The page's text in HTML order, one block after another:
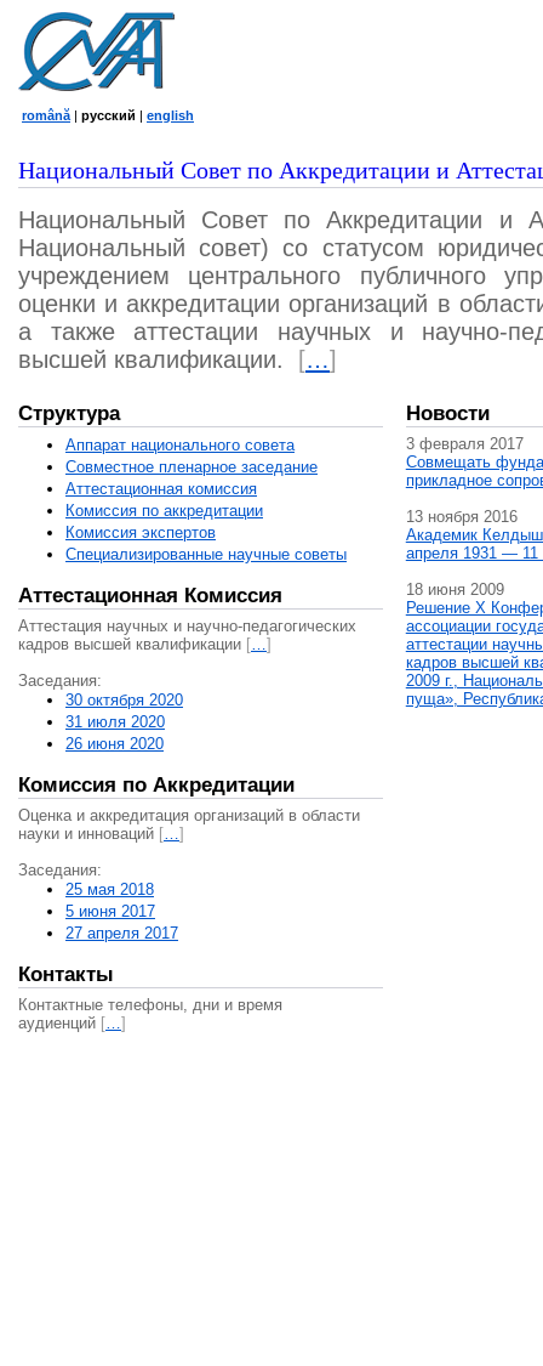
română | русский | english
Национальный Совет по Аккредитации и
Национальный Совет по Аккредитации и
Национальный совет) со статусом
учреждением центрального публичного
оценки и аккредитации организаций в
а также аттестации научных и научно-
высшей квалификации.
[…]
Структура
Аппарат национального совета
Совместное пленарное заседание
Аттестационная комисcия
Комиссия по аккредитации
Комиссия экспертов
Специализированные научные советы
Аттестационная Комиссия
Аттестация научных и научно-педагогических
кадров высшей квалификации […]
Заседания:
30 октября 2020
31 июля 2020
26 июня 2020
Комиссия по Аккредитации
Оценка и аккредитация организаций в области
науки и инноваций […]
Заседания:
25 мая 2018
5 июня 2017
27 апреля 2017
Контакты
Контактные телефоны, дни и время
аудиенций […]
Новости
3 февраля 2017
Совмещать
прикладное
13 ноября 2016
Академик
апреля 1931 — 11
18 июня 2009
Решение X
ассоциации
аттестации
кадров высшей
2009 г.,
пуща»,